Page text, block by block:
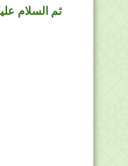
ثم السلام